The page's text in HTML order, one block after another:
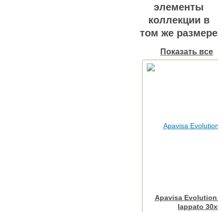
элементы
коллекции в
том же размере
Показать все
Apavisa Evolution
lappato